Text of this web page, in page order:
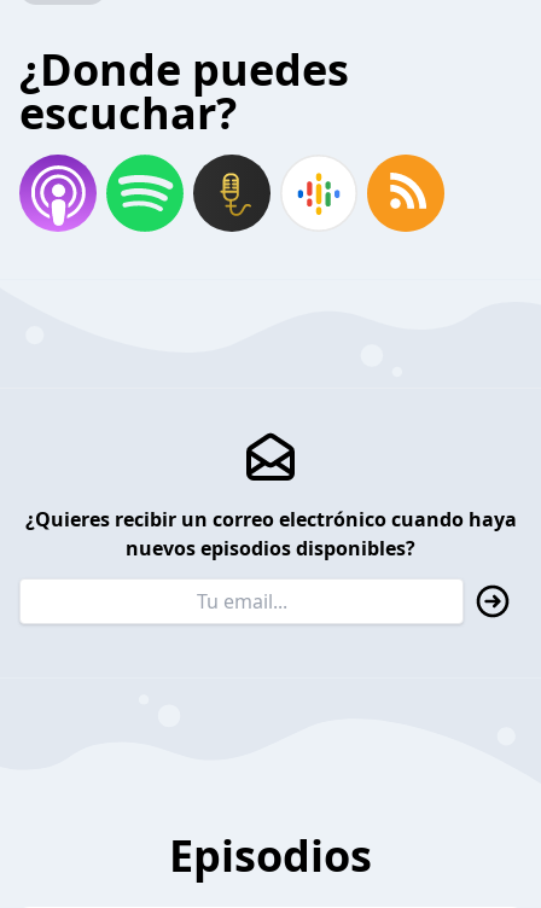
¿Donde puedes
escuchar?
¿Quieres recibir un correo electrónico cuando haya
nuevos episodios disponibles?
Episodios